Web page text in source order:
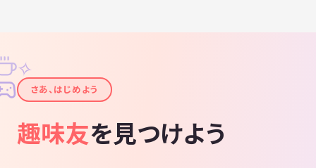
✦
✧
さあ、はじめよう
趣味友を見つけよう